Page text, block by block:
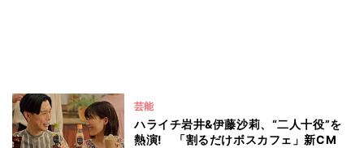
芸能
ハライチ岩井&伊藤沙莉、“二人十役”を
熱演! 「割るだけボスカフェ」新CM